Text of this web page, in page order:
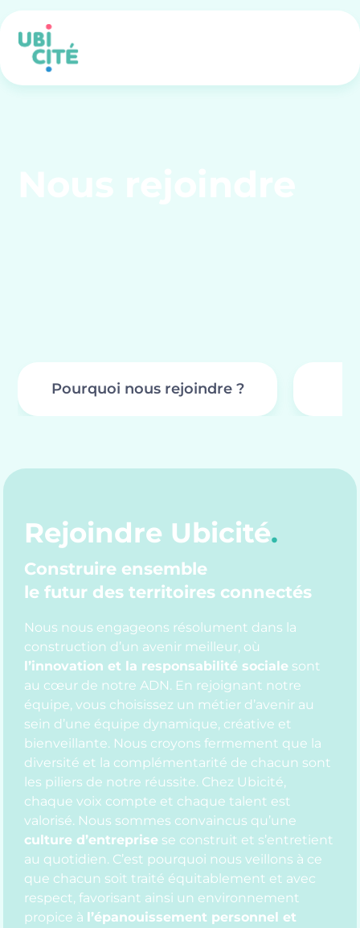
Pourquoi nous rejoindre ?
Rejoindre Ubicité.
Construire ensemble
le futur des territoires connectés
Nous nous engageons résolument dans la
construction d’un avenir meilleur, où
l’innovation et la responsabilité sociale sont
au cœur de notre ADN. En rejoignant notre
équipe, vous choisissez un métier d’avenir au
sein d’une équipe dynamique, créative et
bienveillante. Nous croyons fermement que la
diversité et la complémentarité de chacun sont
les piliers de notre réussite. Chez Ubicité,
chaque voix compte et chaque talent est
valorisé. Nous sommes convaincus qu’une
culture d’entreprise se construit et s’entretient
au quotidien. C’est pourquoi nous veillons à ce
que chacun soit traité équitablement et avec
respect, favorisant ainsi un environnement
propice à l’épanouissement personnel et